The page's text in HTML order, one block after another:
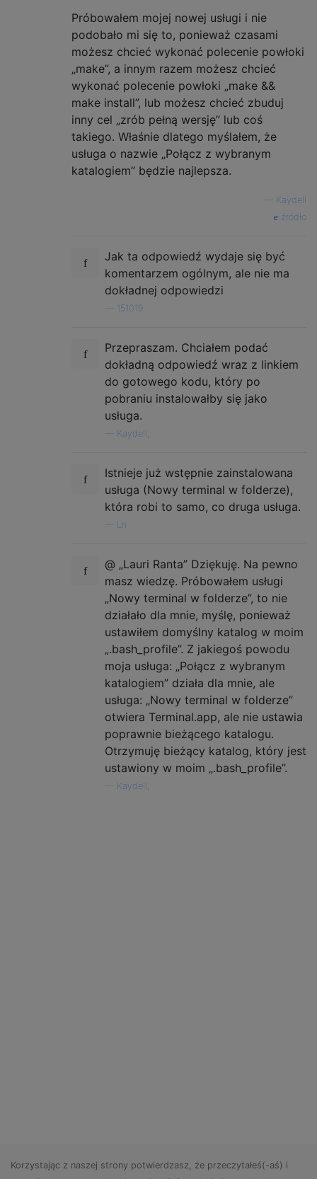
Próbowałem mojej nowej usługi i nie
podobało mi się to, ponieważ czasami
możesz chcieć wykonać polecenie powłoki
„make”, a innym razem możesz chcieć
wykonać polecenie powłoki „make &&
make install”, lub możesz chcieć zbuduj
inny cel „zrób pełną wersję” lub coś
takiego. Właśnie dlatego myślałem, że
usługa o nazwie „Połącz z wybranym
katalogiem” będzie najlepsza.
Kaydell
źródło
Jak ta odpowiedź wydaje się być
komentarzem ogólnym, ale nie ma
dokładnej odpowiedzi
151019
Przepraszam. Chciałem podać
dokładną odpowiedź wraz z linkiem
do gotowego kodu, który po
pobraniu instalowałby się jako
usługa.
Kaydell,
Istnieje już wstępnie zainstalowana
usługa (Nowy terminal w folderze),
która robi to samo, co druga usługa.
Lri
@ „Lauri Ranta” Dziękuję. Na pewno
masz wiedzę. Próbowałem usługi
„Nowy terminal w folderze”, to nie
działało dla mnie, myślę, ponieważ
ustawiłem domyślny katalog w moim
„.bash_profile”. Z jakiegoś powodu
moja usługa: „Połącz z wybranym
katalogiem” działa dla mnie, ale
usługa: „Nowy terminal w folderze”
otwiera Terminal.app, ale nie ustawia
poprawnie bieżącego katalogu.
Otrzymuję bieżący katalog, który jest
ustawiony w moim „.bash_profile”.
Kaydell,
Korzystając z naszej strony potwierdzasz, że przeczytałeś(-aś) i